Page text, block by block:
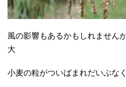
風の影響もあるかもしれません
大
小麦の粒がついばまれだいぶな